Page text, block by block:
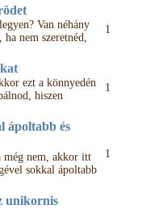
Van néhány
nem szeretnéd,
1
ezt a könnyedén
hiszen
1
ápoltabb és
még nem, akkor itt
sokkal ápoltabb
1
unikornis